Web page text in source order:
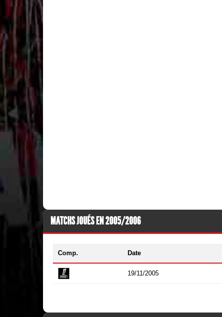
MATCHS JOUÉS EN 2005/2006
Comp. Date
19/11/2005